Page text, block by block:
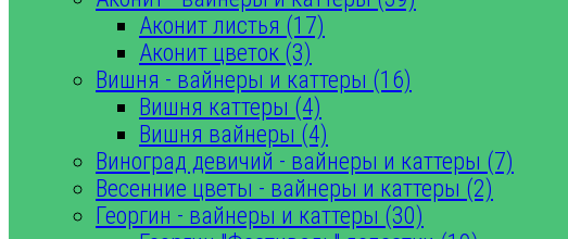
Аконит листья (17)
Аконит цветок (3)
Вишня - вайнеры и каттеры (16)
Вишня каттеры (4)
Вишня вайнеры (4)
Виноград девичий - вайнеры и каттеры (7)
Весенние цветы - вайнеры и каттеры (2)
Георгин - вайнеры и каттеры (30)